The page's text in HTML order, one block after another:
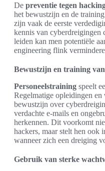
De preventie tegen
het bewustzijn en de
zijn vaak de eerste
kennis van cyberdreigingen
leiden kan men potentiële
engineering flink
Bewustzijn en training
Personeelstraining speelt
Regelmatige opleidingen
bewustzijn over
verdachte e-mails en
herkennen. Dit voorkomt
hackers, maar stelt hen ook
wanneer zich een dreiging
Gebruik van sterke